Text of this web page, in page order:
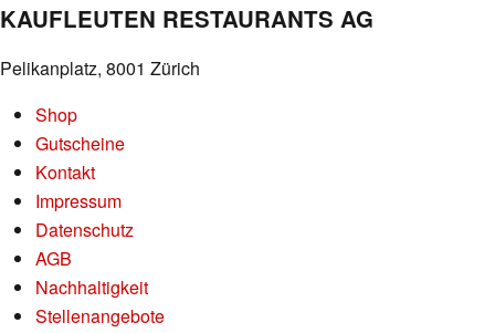
KAUFLEUTEN RESTAURANTS AG
Pelikanplatz, 8001 Zürich
Shop
Gutscheine
Kontakt
Impressum
Datenschutz
AGB
Nachhaltigkeit
Stellenangebote